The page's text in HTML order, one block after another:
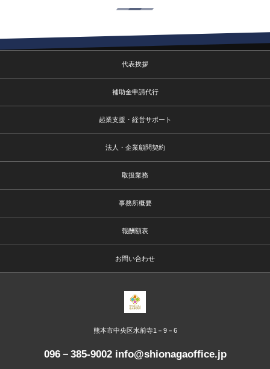
代表挨拶
補助金申請代行
起業支援・経営サポート
法人・企業顧問契約
取扱業務
事務所概要
報酬額表
お問い合わせ
熊本市中央区水前寺1－9－6
096－385-9002 info@shionagaoffice.jp